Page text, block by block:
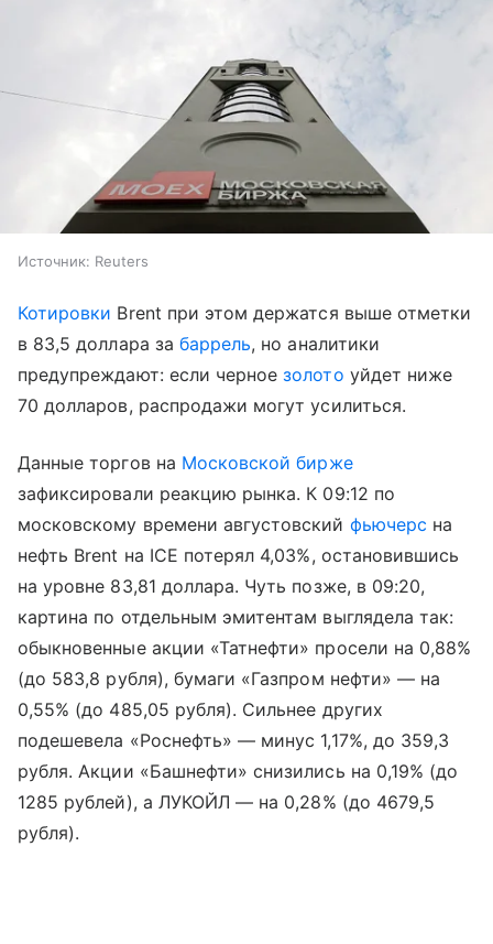
Источник: Reuters
Котировки Brent при этом держатся выше отметки
в 83,5 доллара за баррель, но аналитики
предупреждают: если черноезолото уйдет ниже
70 долларов, распродажи могут усилиться.
Данные торгов на Московской бирже
зафиксировали реакцию рынка. К 09:12 по
московскому времени августовский фьючерс на
нефть Brent на ICE потерял 4,03%, остановившись
на уровне 83,81 доллара. Чуть позже, в 09:20,
картина по отдельным эмитентам выглядела так:
обыкновенные акции «Татнефти» просели на 0,88%
(до 583,8 рубля), бумаги «Газпром нефти» — на
0,55% (до 485,05 рубля). Сильнее других
подешевела «Роснефть» — минус 1,17%, до 359,3
рубля. Акции «Башнефти» снизились на 0,19% (до
1285 рублей), а ЛУКОЙЛ — на 0,28% (до 4679,5
рубля).